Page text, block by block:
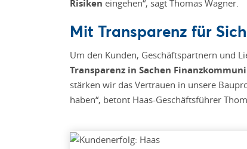
Risiken eingehen“, sagt Thomas Wagner.
Mit Transparenz für
Um den Kunden, Geschäftspartnern und
Transparenz in Sachen
stärken wir das Vertrauen in unsere
haben“, betont Haas-Geschäftsführer